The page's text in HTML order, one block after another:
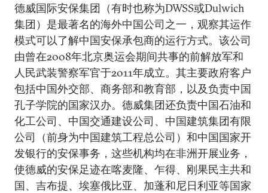
德威国际安保集团（有时也称为DWSS或Dulwich
集团）是最著名的海外中国公司之一，观察其运作
模式可以了解中国安保承包商的运行方式。该公司
由曾在2008年北京奥运会期间共事的前解放军和
人民武装警察军官于2011年成立。其主要政府客户
包括中国外交部、商务部和教育部，以及负责中国
孔子学院的国家汉办。德威集团还负责中国石油和
化工公司、中国交通建设公司、中国建筑集团有限
公司（前身为中国建筑工程总公司）和中国国家开
发银行的安保事务，这些机构均在非洲开展业务，
使德威的安保足迹在喀麦隆、乍得、刚果民主共和
国、吉布提、埃塞俄比亚、加蓬和尼日利亚等国家